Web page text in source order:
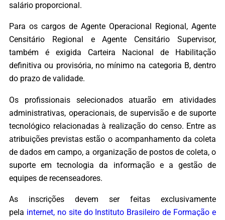
salário proporcional.
Para os cargos de Agente Operacional Regional, Agente
Censitário Regional e Agente Censitário Supervisor,
também é exigida Carteira Nacional de Habilitação
definitiva ou provisória, no mínimo na categoria B, dentro
do prazo de validade.
Os profissionais selecionados atuarão em atividades
administrativas, operacionais, de supervisão e de suporte
tecnológico relacionadas à realização do censo. Entre as
atribuições previstas estão o acompanhamento da coleta
de dados em campo, a organização de postos de coleta, o
suporte em tecnologia da informação e a gestão de
equipes de recenseadores.
As inscrições devem ser feitas exclusivamente
pela internet, no site do Instituto Brasileiro de Formação e